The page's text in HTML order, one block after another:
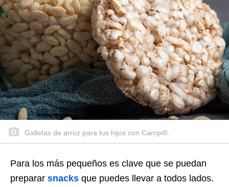
Galletas de arroz para tus hijos con Campi®.
Para los más pequeños es clave que se puedan
preparar snacks que puedes llevar a todos lados.